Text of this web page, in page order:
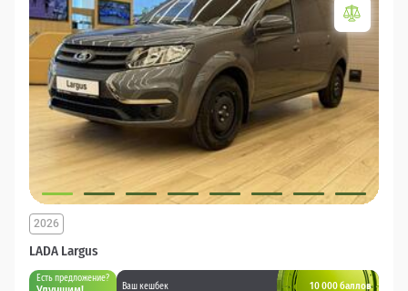
LADA Largus
2026
Есть предложение?
Ваш кешбек 10 000 баллов